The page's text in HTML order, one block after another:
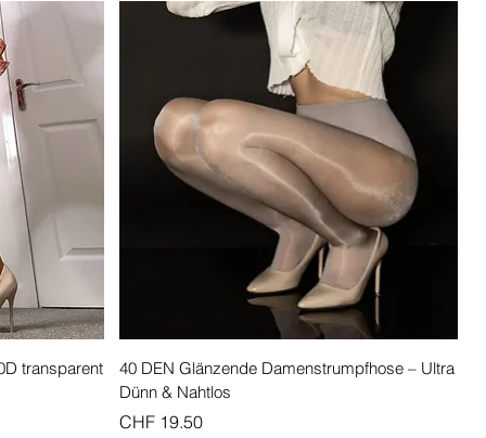
transparent Schnellansicht
40 DEN Glänzende Damenstrumpfhose – Ultra
Dünn & Nahtlos
Preis
CHF 19.50